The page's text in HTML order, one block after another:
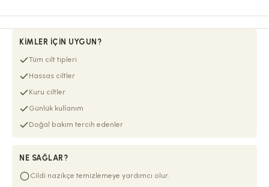
KIMLER İÇIN UYGUN?
Tüm cilt tipleri
Hassas ciltler
Kuru ciltler
Günlük kullanım
Doğal bakım tercih edenler
NE SAĞLAR?
Cildi nazikçe temizlemeye yardımcı olur.